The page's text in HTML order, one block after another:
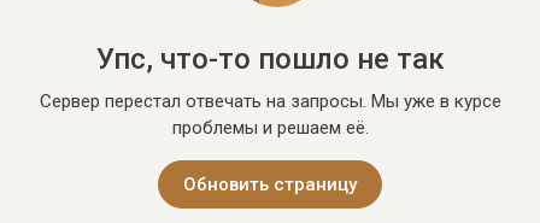
Упс, что-то пошло не так
Сервер перестал отвечать на запросы. Мы уже в курсе
проблемы и решаем её.
Обновить страницу